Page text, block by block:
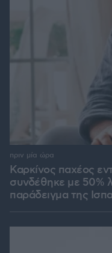
Καρκίνος παχέος
συνδέθηκε με 50%
παράδειγμα της
πριν μία ώρα